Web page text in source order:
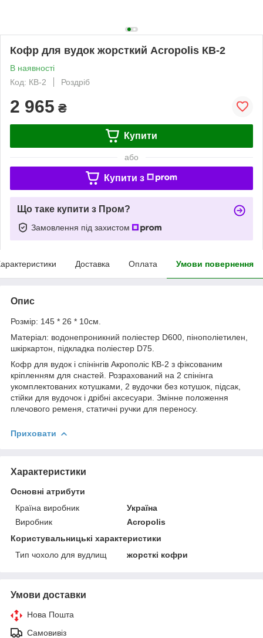
Кофр для вудок жорсткий Acropolis КВ-2
В наявності
Код: КВ-2
Роздріб
2 965 ₴
Купити
або
Купити з
Що таке купити з Пром?
Замовлення під захистом
Доставка Оплата Умови повернення
Опис
Розмір: 145 * 26 * 10см.
Матеріал: водонепроникний поліестер D600, пінополіетилен,
шкіркартон, підкладка поліестер D75.
Кофр для вудок і спінінгів Акрополіс КВ-2 з фіксованим
кріпленням для снастей. Розрахований на 2 спінінга
укомплектованих котушками, 2 вудочки без котушок, підсак,
стійки для вудочок і дрібні аксесуари. Змінне положення
плечового ременя, статичні ручки для переносу.
Приховати
Характеристики
Основні атрибути
Країна виробник
Україна
Виробник
Acropolis
Користувальницькі характеристики
Тип чохоло для вудлищ
жорсткі кофри
Умови доставки
Нова Пошта
Самовивіз